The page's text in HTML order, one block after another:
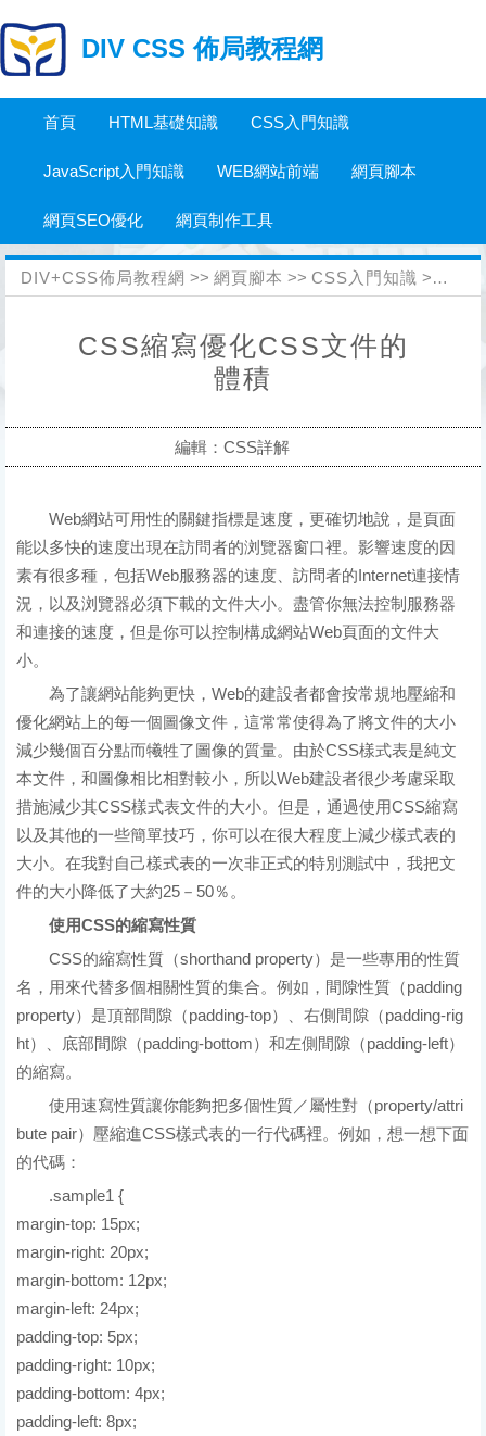
DIV CSS 佈局教程網
首頁 HTML基礎知識 CSS入門知識
JavaScript入門知識 WEB網站前端 網頁腳本
網頁SEO優化 網頁制作工具
DIV+CSS佈局教程網 >> 網頁腳本 >> CSS入門知識 >>
CSS縮寫優化CSS文件的
體積
編輯：CSS詳解
Web網站可用性的關鍵指標是速度，更確切地說，是頁面
能以多快的速度出現在訪問者的浏覽器窗口裡。影響速度的因
素有很多種，包括Web服務器的速度、訪問者的Internet連接情
況，以及浏覽器必須下載的文件大小。盡管你無法控制服務器
和連接的速度，但是你可以控制構成網站Web頁面的文件大
小。
為了讓網站能夠更快，Web的建設者都會按常規地壓縮和
優化網站上的每一個圖像文件，這常常使得為了將文件的大小
減少幾個百分點而犧牲了圖像的質量。由於CSS樣式表是純文
本文件，和圖像相比相對較小，所以Web建設者很少考慮采取
措施減少其CSS樣式表文件的大小。但是，通過使用CSS縮寫
以及其他的一些簡單技巧，你可以在很大程度上減少樣式表的
大小。在我對自己樣式表的一次非正式的特別測試中，我把文
件的大小降低了大約25－50％。
使用CSS的縮寫性質
CSS的縮寫性質（shorthand property）是一些專用的性質
名，用來代替多個相關性質的集合。例如，間隙性質（padding
property）是頂部間隙（padding-top）、右側間隙（padding-rig
ht）、底部間隙（padding-bottom）和左側間隙（padding-left）
的縮寫。
使用速寫性質讓你能夠把多個性質／屬性對（property/attri
bute pair）壓縮進CSS樣式表的一行代碼裡。例如，想一想下面
的代碼：
.sample1 {
margin-top: 15px;
margin-right: 20px;
margin-bottom: 12px;
margin-left: 24px;
padding-top: 5px;
padding-right: 10px;
padding-bottom: 4px;
padding-left: 8px;